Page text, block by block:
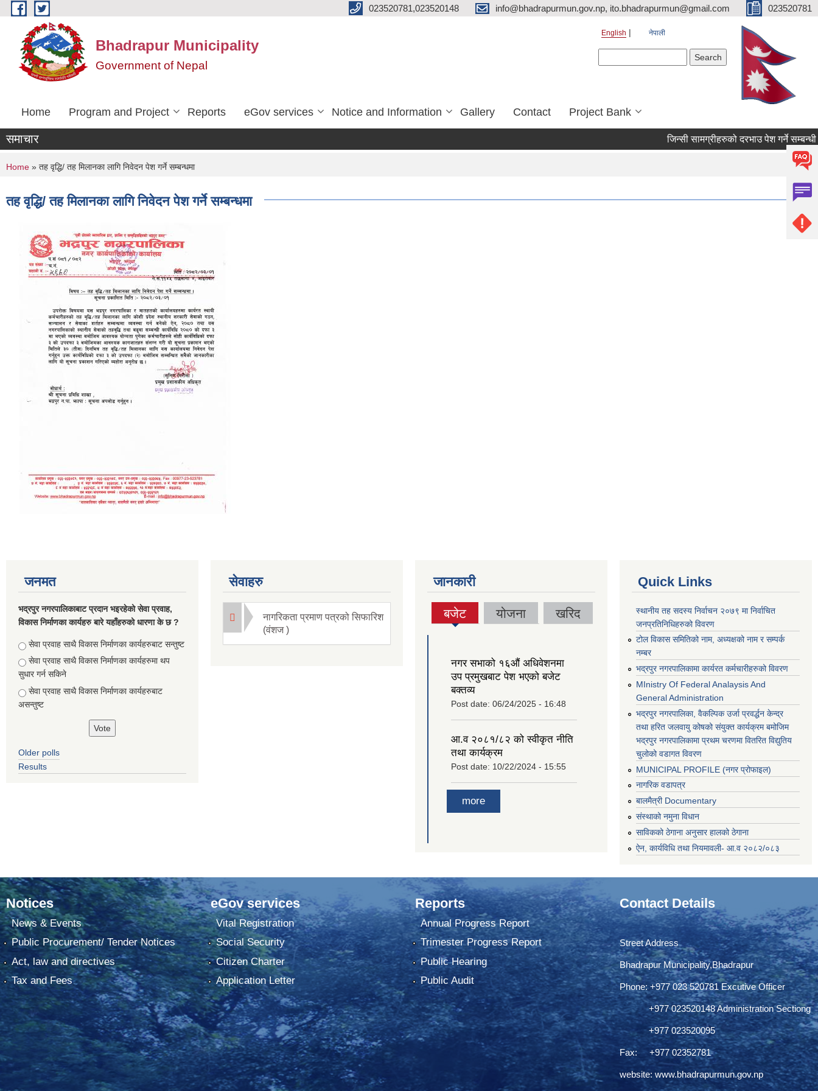
Skip to main content 023520781,023520148 info@bhadrapurmun.gov.np, ito.bhadrapurmun@gmail.com 023520781
Bhadrapur Municipality
Government of Nepal
English नेपाली
Home Program and Project Reports eGov services Notice and Information Gallery Contact Project Bank
समाचार जिन्सी सामग्रीहरुको दरभाउ पेश गर्ने सम्बन्धी
You are here
Home » तह वृद्धि/ तह मिलानका लागि निवेदन पेश गर्ने सम्बन्धमा
तह वृद्धि/ तह मिलानका लागि निवेदन पेश गर्ने सम्बन्धमा
जनमत
भद्रपुर नगरपालिकाबाट प्रदान भइरहेको सेवा प्रवाह,
विकास निर्माणका कार्यहरु बारे यहाँहरुको धारणा के छ ?
Choices
सेवा प्रवाह साथै विकास निर्माणका कार्यहरुबाट सन्तुष्ट
सेवा प्रवाह साथै विकास निर्माणका कार्यहरुमा थप
सुधार गर्न सकिने
सेवा प्रवाह साथै विकास निर्माणका कार्यहरुबाट
असन्तुष्ट
Older polls
Results
सेवाहरु
नागरिकता प्रमाण पत्रको सिफारिश
(वंशज )
जानकारी
बजेट
(active
योजना खरिद
नगर सभाको १६‍औं अधिवेशनमा
उप प्रमुखबाट पेश भएको बजेट
बक्तव्य
Post date: 06/24/2025 - 16:48
आ.व २०८१/८२ को स्वीकृत नीति
तथा कार्यक्रम
Post date: 10/22/2024 - 15:55
more
Quick Links
स्थानीय तह सदस्य निर्वाचन २०७९ मा निर्वाचित
जनप्रतिनिधिहरुको विवरण
टोल विकास समितिको नाम, अध्यक्षको नाम र सम्पर्क
नम्बर
भद्रपुर नगरपालिकामा कार्यरत कर्मचारीहरुको विवरण
MInistry Of Federal Analaysis And
General Administration
भद्रपुर नगरपालिका, वैकल्पिक उर्जा प्रवर्द्धन केन्द्र
तथा हरित जलवायु कोषको संयुक्त कार्यक्रम बमोजिम
भद्रपुर नगरपालिकामा प्रथम चरणमा वितरित विद्युतिय
चुलोको वडागत विवरण
MUNICIPAL PROFILE (नगर प्रोफाइल)
नागरिक वडापत्र
बालमैत्री Documentary
संस्थाको नमुना विधान
साविकको ठेगाना अनुसार हालको ठेगाना
ऐन, कार्यविधि तथा नियमावली- आ.व २०८२/०८३
Notices
News & Events
Public Procurement/ Tender Notices
Act, law and directives
Tax and Fees
eGov services
Vital Registration
Social Security
Citizen Charter
Application Letter
Reports
Annual Progress Report
Trimester Progress Report
Public Hearing
Public Audit
Contact Details
Street Address
Bhadrapur Municipality,Bhadrapur
Phone: ‌+977 023 520781 Excutive Officer
+977 023520148 Administration Sectiong
+977 023520095
Fax: +977 02352781
website: www.bhadrapurmun.gov.np